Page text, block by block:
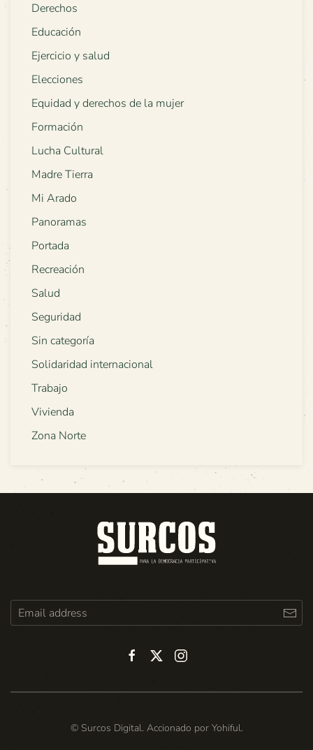
Derechos
Educación
Ejercicio y salud
Elecciones
Equidad y derechos de la mujer
Formación
Lucha Cultural
Madre Tierra
Mi Arado
Panoramas
Portada
Recreación
Salud
Seguridad
Sin categoría
Solidaridad internacional
Trabajo
Vivienda
Zona Norte
© Surcos Digital. Accionado por Yohiful.